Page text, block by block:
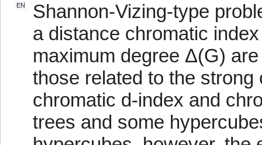
EN
Shannon-Vizing-type
a distance chromatic
maximum degree Δ(G)
those related to the
chromatic d-index and
trees and some